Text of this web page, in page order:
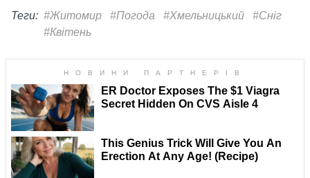
Теги: #Житомир #Погода #Хмельницький
#Сніг
#Квітень